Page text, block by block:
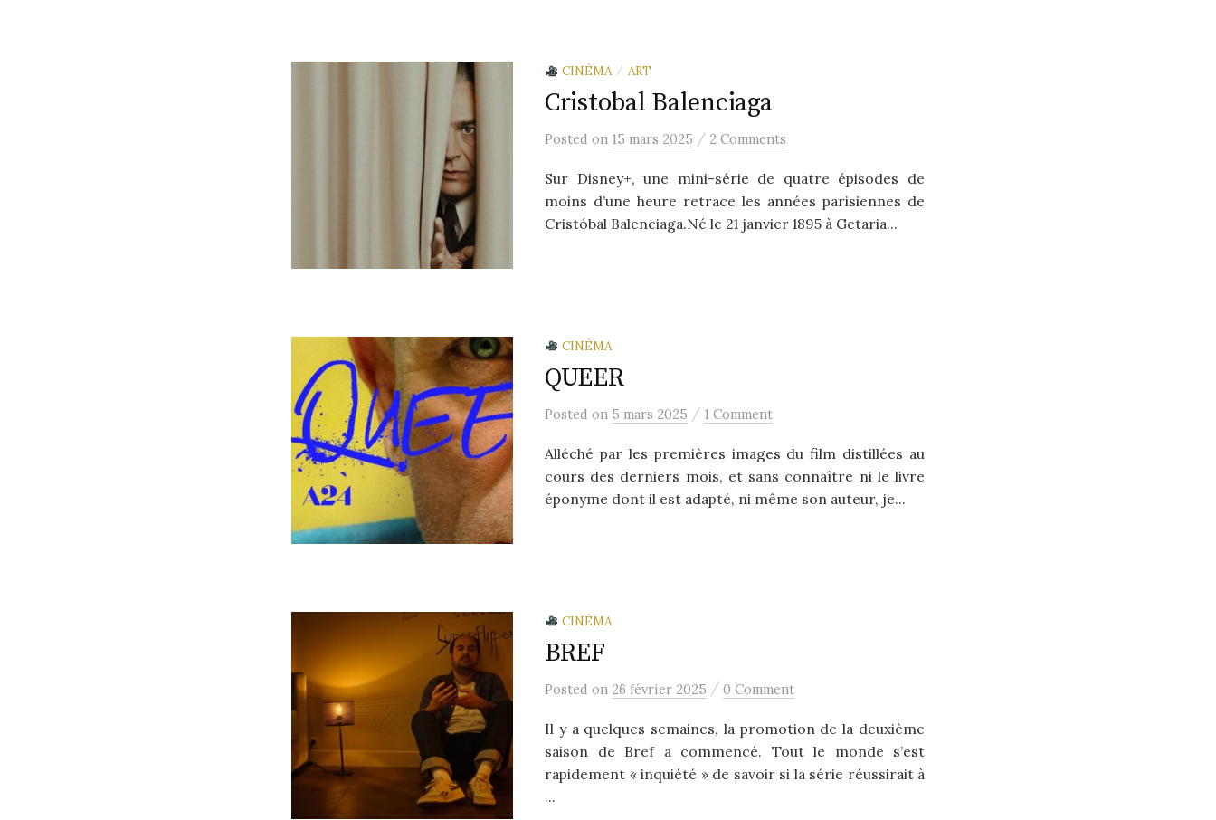
CINÉMA / ART
Cristobal Balenciaga
Posted on 15 mars 2025 / 2 Comments
Sur Disney+, une mini-série de quatre épisodes de
moins d’une heure retrace les années parisiennes de
Cristóbal Balenciaga.Né le 21 janvier 1895 à Getaria...
CINÉMA
QUEER
Posted on 5 mars 2025 / 1 Comment
Alléché par les premières images du film distillées au
cours des derniers mois, et sans connaître ni le livre
éponyme dont il est adapté, ni même son auteur, je...
CINÉMA
BREF
Posted on 26 février 2025 / 0 Comment
Il y a quelques semaines, la promotion de la deuxième
saison de Bref a commencé. Tout le monde s’est
rapidement « inquiété » de savoir si la série réussirait à
...